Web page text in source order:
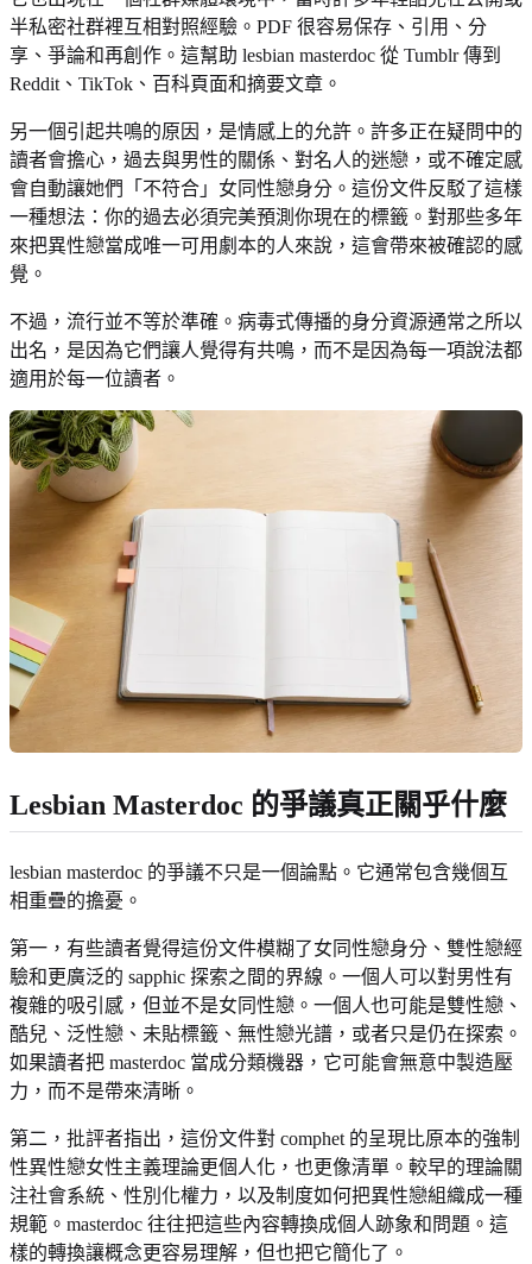
半私密社群裡互相對照經驗。PDF 很容易保存、引用、分
享、爭論和再創作。這幫助 lesbian masterdoc 從 Tumblr 傳到
Reddit、TikTok、百科頁面和摘要文章。
另一個引起共鳴的原因，是情感上的允許。許多正在疑問中的
讀者會擔心，過去與男性的關係、對名人的迷戀，或不確定感
會自動讓她們「不符合」女同性戀身分。這份文件反駁了這樣
一種想法：你的過去必須完美預測你現在的標籤。對那些多年
來把異性戀當成唯一可用劇本的人來說，這會帶來被確認的感
覺。
不過，流行並不等於準確。病毒式傳播的身分資源通常之所以
出名，是因為它們讓人覺得有共鳴，而不是因為每一項說法都
適用於每一位讀者。
Lesbian Masterdoc 的爭議真正關乎什麼
lesbian masterdoc 的爭議不只是一個論點。它通常包含幾個互
相重疊的擔憂。
第一，有些讀者覺得這份文件模糊了女同性戀身分、雙性戀經
驗和更廣泛的 sapphic 探索之間的界線。一個人可以對男性有
複雜的吸引感，但並不是女同性戀。一個人也可能是雙性戀、
酷兒、泛性戀、未貼標籤、無性戀光譜，或者只是仍在探索。
如果讀者把 masterdoc 當成分類機器，它可能會無意中製造壓
力，而不是帶來清晰。
第二，批評者指出，這份文件對 comphet 的呈現比原本的強制
性異性戀女性主義理論更個人化，也更像清單。較早的理論關
注社會系統、性別化權力，以及制度如何把異性戀組織成一種
規範。masterdoc 往往把這些內容轉換成個人跡象和問題。這
樣的轉換讓概念更容易理解，但也把它簡化了。